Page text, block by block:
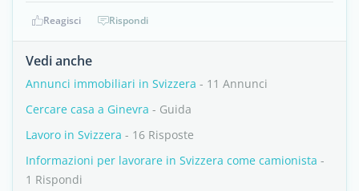
Reagisci Rispondi
Vedi anche
Annunci immobiliari in Svizzera - 11 Annunci
Cercare casa a Ginevra - Guida
Lavoro in Svizzera - 16 Risposte
Informazioni per lavorare in Svizzera come camionista -
1 Rispondi